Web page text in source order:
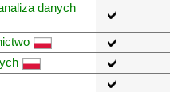
danych